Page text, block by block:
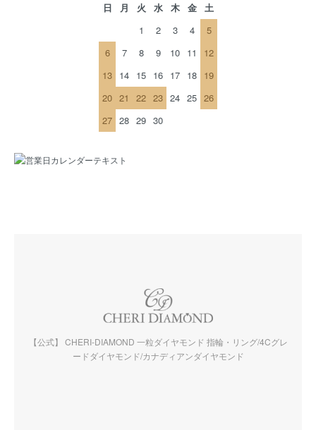
日 月 火 水 木 金
土
1
2 3 4
5
6
7 8 9 10 11
12
13 14 15 16 17 18 19
20 21 22 23 24 25 26
27 28 29 30
【公式】 CHERI-DIAMOND 一粒ダイヤモンド 指輪・リング/4Cグレ
ードダイヤモンド/カナディアンダイヤモンド